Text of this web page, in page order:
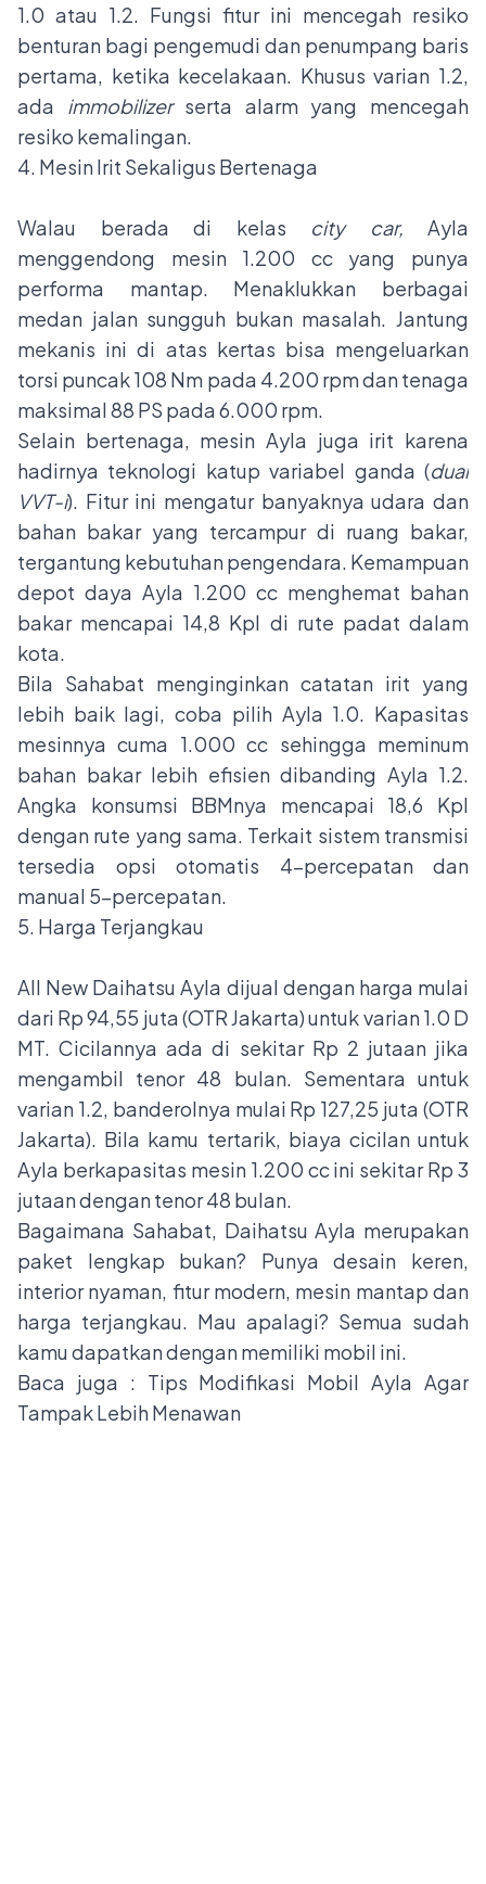
1.0 atau 1.2. Fungsi fitur ini mencegah resiko
benturan bagi pengemudi dan penumpang baris
pertama, ketika kecelakaan. Khusus varian 1.2,
ada immobilizerserta alarm yang mencegah
resiko kemalingan.
4. Mesin Irit Sekaligus Bertenaga
Walau berada di kelas city car, Ayla
menggendong mesin 1.200 cc yang punya
performa mantap. Menaklukkan berbagai
medan jalan sungguh bukan masalah. Jantung
mekanis ini di atas kertas bisa mengeluarkan
torsi puncak 108 Nm pada 4.200 rpm dan tenaga
maksimal 88 PS pada 6.000 rpm.
Selain bertenaga, mesin Ayla juga irit karena
hadirnya teknologi katup variabel ganda (dual
VVT-i). Fitur ini mengatur banyaknya udara dan
bahan bakar yang tercampur di ruang bakar,
tergantung kebutuhan pengendara. Kemampuan
depot daya Ayla 1.200 cc menghemat bahan
bakar mencapai 14,8 Kpl di rute padat dalam
kota.
Bila Sahabat menginginkan catatan irit yang
lebih baik lagi, coba pilih Ayla 1.0. Kapasitas
mesinnya cuma 1.000 cc sehingga meminum
bahan bakar lebih efisien dibanding Ayla 1.2.
Angka konsumsi BBMnya mencapai 18,6 Kpl
dengan rute yang sama. Terkait sistem transmisi
tersedia opsi otomatis 4-percepatan dan
manual 5-percepatan.
5. Harga Terjangkau
All New Daihatsu Ayla dijual dengan harga mulai
dari Rp 94,55 juta (OTR Jakarta) untuk varian 1.0 D
MT. Cicilannya ada di sekitar Rp 2 jutaan jika
mengambil tenor 48 bulan. Sementara untuk
varian 1.2, banderolnya mulai Rp 127,25 juta (OTR
Jakarta). Bila kamu tertarik, biaya cicilan untuk
Ayla berkapasitas mesin 1.200 cc ini sekitar Rp 3
jutaan dengan tenor 48 bulan.
Bagaimana Sahabat, Daihatsu Ayla merupakan
paket lengkap bukan? Punya desain keren,
interior nyaman, fitur modern, mesin mantap dan
harga terjangkau. Mau apalagi? Semua sudah
kamu dapatkan dengan memiliki mobil ini.
Baca juga : Tips Modifikasi Mobil Ayla Agar
Tampak Lebih Menawan